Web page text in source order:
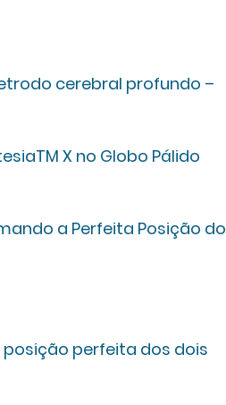
cerebral profundo –
X no Globo Pálido
a Perfeita Posição do
perfeita dos dois